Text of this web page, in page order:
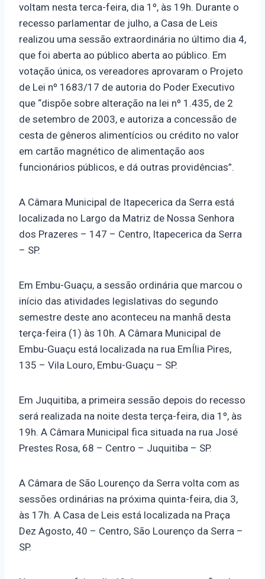
voltam nesta terca-feira, dia 1º, às 19h. Durante o
recesso parlamentar de julho, a Casa de Leis
realizou uma sessão extraordinária no último dia 4,
que foi aberta ao público aberta ao público. Em
votação única, os vereadores aprovaram o Projeto
de Lei nº 1683/17 de autoria do Poder Executivo
que “dispõe sobre alteração na lei nº 1.435, de 2
de setembro de 2003, e autoriza a concessão de
cesta de gêneros alimentícios ou crédito no valor
em cartão magnético de alimentação aos
funcionários públicos, e dá outras providências”.
A Câmara Municipal de Itapecerica da Serra está
localizada no Largo da Matriz de Nossa Senhora
dos Prazeres – 147 – Centro, Itapecerica da Serra
– SP.
Em Embu-Guaçu, a sessão ordinária que marcou o
início das atividades legislativas do segundo
semestre deste ano aconteceu na manhã desta
terça-feira (1) às 10h. A Câmara Municipal de
Embu-Guaçu está localizada na rua EmÍlia Pires,
135 – Vila Louro, Embu-Guaçu – SP.
Em Juquitiba, a primeira sessão depois do recesso
será realizada na noite desta terça-feira, dia 1º, às
19h. A Câmara Municipal fica situada na rua José
Prestes Rosa, 68 – Centro – Juquitiba – SP.
A Câmara de São Lourenço da Serra volta com as
sessões ordinárias na próxima quinta-feira, dia 3,
às 17h. A Casa de Leis está localizada na Praça
Dez Agosto, 40 – Centro, São Lourenço da Serra –
SP.